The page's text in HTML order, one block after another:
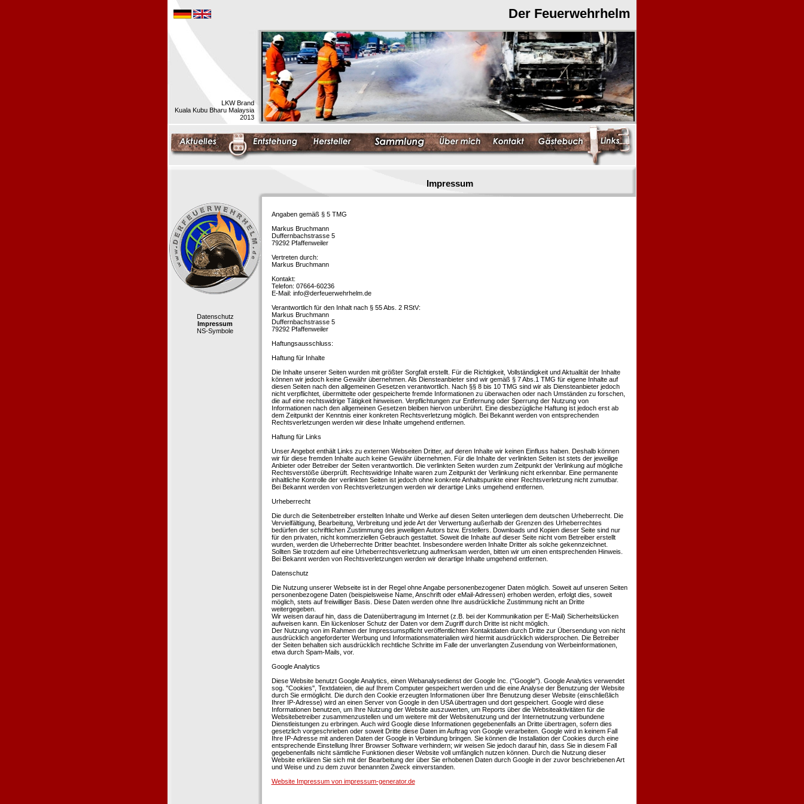
Der Feuerwehrhelm
LKW Brand
Kuala Kubu Bharu Malaysia
2013
Impressum
Datenschutz
Impressum
NS-Symbole
Angaben gemäß § 5 TMG
Markus Bruchmann
Duffernbachstrasse 5
79292 Pfaffenweiler
Vertreten durch:
Markus Bruchmann
Kontakt:
Telefon: 07664-60236
E-Mail: info@derfeuerwehrhelm.de
Verantwortlich für den Inhalt nach § 55 Abs. 2 RStV:
Markus Bruchmann
Duffernbachstrasse 5
79292 Pfaffenweiler
Haftungsausschluss:
Haftung für Inhalte
Die Inhalte unserer Seiten wurden mit größter Sorgfalt erstellt. Für die Richtigkeit, Vollständigkeit und Aktualität der Inhalte
können wir jedoch keine Gewähr übernehmen. Als Diensteanbieter sind wir gemäß § 7 Abs.1 TMG für eigene Inhalte auf
diesen Seiten nach den allgemeinen Gesetzen verantwortlich. Nach §§ 8 bis 10 TMG sind wir als Diensteanbieter jedoch
nicht verpflichtet, übermittelte oder gespeicherte fremde Informationen zu überwachen oder nach Umständen zu forschen,
die auf eine rechtswidrige Tätigkeit hinweisen. Verpflichtungen zur Entfernung oder Sperrung der Nutzung von
Informationen nach den allgemeinen Gesetzen bleiben hiervon unberührt. Eine diesbezügliche Haftung ist jedoch erst ab
dem Zeitpunkt der Kenntnis einer konkreten Rechtsverletzung möglich. Bei Bekannt werden von entsprechenden
Rechtsverletzungen werden wir diese Inhalte umgehend entfernen.
Haftung für Links
Unser Angebot enthält Links zu externen Webseiten Dritter, auf deren Inhalte wir keinen Einfluss haben. Deshalb können
wir für diese fremden Inhalte auch keine Gewähr übernehmen. Für die Inhalte der verlinkten Seiten ist stets der jeweilige
Anbieter oder Betreiber der Seiten verantwortlich. Die verlinkten Seiten wurden zum Zeitpunkt der Verlinkung auf mögliche
Rechtsverstöße überprüft. Rechtswidrige Inhalte waren zum Zeitpunkt der Verlinkung nicht erkennbar. Eine permanente
inhaltliche Kontrolle der verlinkten Seiten ist jedoch ohne konkrete Anhaltspunkte einer Rechtsverletzung nicht zumutbar.
Bei Bekannt werden von Rechtsverletzungen werden wir derartige Links umgehend entfernen.
Urheberrecht
Die durch die Seitenbetreiber erstellten Inhalte und Werke auf diesen Seiten unterliegen dem deutschen Urheberrecht. Die
Vervielfältigung, Bearbeitung, Verbreitung und jede Art der Verwertung außerhalb der Grenzen des Urheberrechtes
bedürfen der schriftlichen Zustimmung des jeweiligen Autors bzw. Erstellers. Downloads und Kopien dieser Seite sind nur
für den privaten, nicht kommerziellen Gebrauch gestattet. Soweit die Inhalte auf dieser Seite nicht vom Betreiber erstellt
wurden, werden die Urheberrechte Dritter beachtet. Insbesondere werden Inhalte Dritter als solche gekennzeichnet.
Sollten Sie trotzdem auf eine Urheberrechtsverletzung aufmerksam werden, bitten wir um einen entsprechenden Hinweis.
Bei Bekannt werden von Rechtsverletzungen werden wir derartige Inhalte umgehend entfernen.
Datenschutz
Die Nutzung unserer Webseite ist in der Regel ohne Angabe personenbezogener Daten möglich. Soweit auf unseren Seiten
personenbezogene Daten (beispielsweise Name, Anschrift oder eMail-Adressen) erhoben werden, erfolgt dies, soweit
möglich, stets auf freiwilliger Basis. Diese Daten werden ohne Ihre ausdrückliche Zustimmung nicht an Dritte
weitergegeben.
Wir weisen darauf hin, dass die Datenübertragung im Internet (z.B. bei der Kommunikation per E-Mail) Sicherheitslücken
aufweisen kann. Ein lückenloser Schutz der Daten vor dem Zugriff durch Dritte ist nicht möglich.
Der Nutzung von im Rahmen der Impressumspflicht veröffentlichten Kontaktdaten durch Dritte zur Übersendung von nicht
ausdrücklich angeforderter Werbung und Informationsmaterialien wird hiermit ausdrücklich widersprochen. Die Betreiber
der Seiten behalten sich ausdrücklich rechtliche Schritte im Falle der unverlangten Zusendung von Werbeinformationen,
etwa durch Spam-Mails, vor.
Google Analytics
Diese Website benutzt Google Analytics, einen Webanalysedienst der Google Inc. (''Google''). Google Analytics verwendet
sog. ''Cookies'', Textdateien, die auf Ihrem Computer gespeichert werden und die eine Analyse der Benutzung der Website
durch Sie ermöglicht. Die durch den Cookie erzeugten Informationen über Ihre Benutzung dieser Website (einschließlich
Ihrer IP-Adresse) wird an einen Server von Google in den USA übertragen und dort gespeichert. Google wird diese
Informationen benutzen, um Ihre Nutzung der Website auszuwerten, um Reports über die Websiteaktivitäten für die
Websitebetreiber zusammenzustellen und um weitere mit der Websitenutzung und der Internetnutzung verbundene
Dienstleistungen zu erbringen. Auch wird Google diese Informationen gegebenenfalls an Dritte übertragen, sofern dies
gesetzlich vorgeschrieben oder soweit Dritte diese Daten im Auftrag von Google verarbeiten. Google wird in keinem Fall
Ihre IP-Adresse mit anderen Daten der Google in Verbindung bringen. Sie können die Installation der Cookies durch eine
entsprechende Einstellung Ihrer Browser Software verhindern; wir weisen Sie jedoch darauf hin, dass Sie in diesem Fall
gegebenenfalls nicht sämtliche Funktionen dieser Website voll umfänglich nutzen können. Durch die Nutzung dieser
Website erklären Sie sich mit der Bearbeitung der über Sie erhobenen Daten durch Google in der zuvor beschriebenen Art
und Weise und zu dem zuvor benannten Zweck einverstanden.
Website Impressum von impressum-generator.de